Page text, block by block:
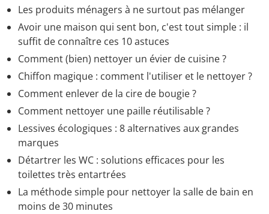
Les produits ménagers à ne surtout pas mélanger
Avoir une maison qui sent bon, c'est tout simple : il
suffit de connaître ces 10 astuces
Comment (bien) nettoyer un évier de cuisine ?
Chiffon magique : comment l'utiliser et le nettoyer ?
Comment enlever de la cire de bougie ?
Comment nettoyer une paille réutilisable ?
Lessives écologiques : 8 alternatives aux grandes
marques
Détartrer les WC : solutions efficaces pour les
toilettes très entartrées
La méthode simple pour nettoyer la salle de bain en
moins de 30 minutes